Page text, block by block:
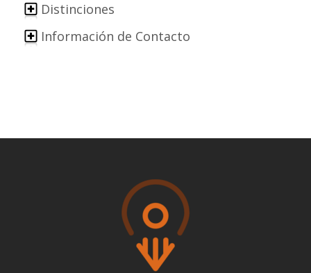
Distinciones
Información de Contacto